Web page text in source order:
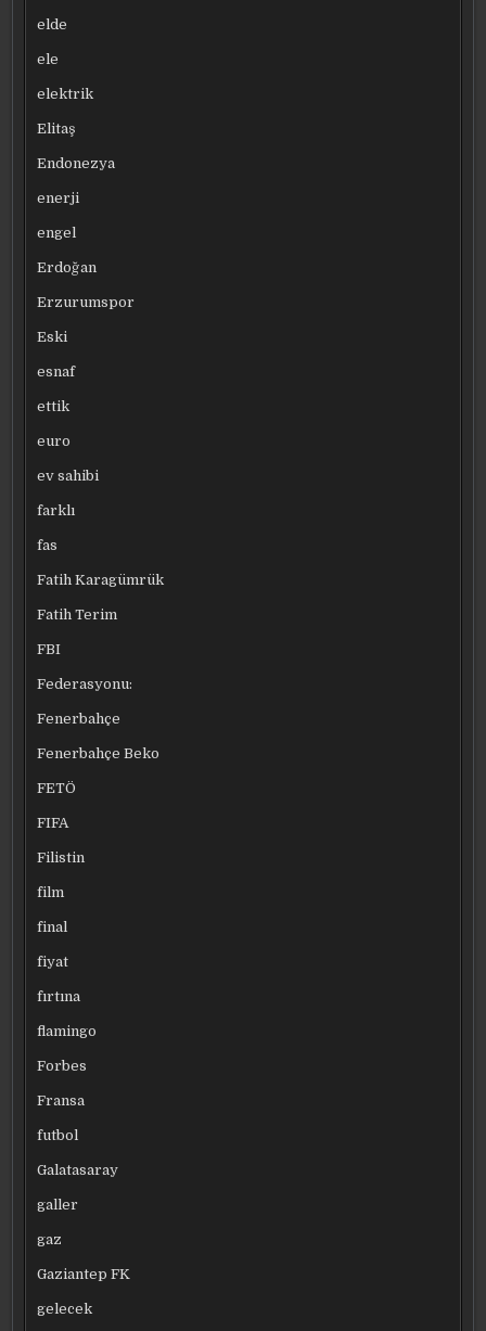
elde
ele
elektrik
Elitaş
Endonezya
enerji
engel
Erdoğan
Erzurumspor
Eski
esnaf
ettik
euro
ev sahibi
farklı
fas
Fatih Karagümrük
Fatih Terim
FBI
Federasyonu:
Fenerbahçe
Fenerbahçe Beko
FETÖ
FIFA
Filistin
film
final
fiyat
fırtına
flamingo
Forbes
Fransa
futbol
Galatasaray
galler
gaz
Gaziantep FK
gelecek